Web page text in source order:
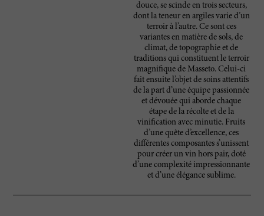
douce, se scinde en trois secteurs,
dont la teneur en argiles varie d’un
terroir à l’autre. Ce sont ces
variantes en matière de sols, de
climat, de topographie et de
traditions qui constituent le terroir
magnifique de Masseto. Celui-ci
fait ensuite l’objet de soins attentifs
de la part d’une équipe passionnée
et dévouée qui aborde chaque
étape de la récolte et de la
vinification avec minutie. Fruits
d’une quête d’excellence, ces
différentes composantes s’unissent
pour créer un vin hors pair, doté
d’une complexité impressionnante
et d’une élégance sublime.